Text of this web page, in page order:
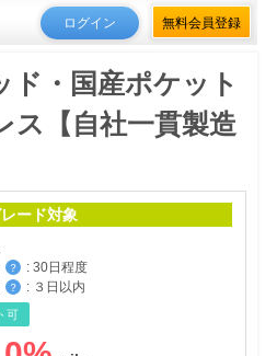
ログイン 無料会員登録
ド・国産ポケット
ス【自社一貫製造
ード対象
？ : 30日程度
？ : ３日以内
可